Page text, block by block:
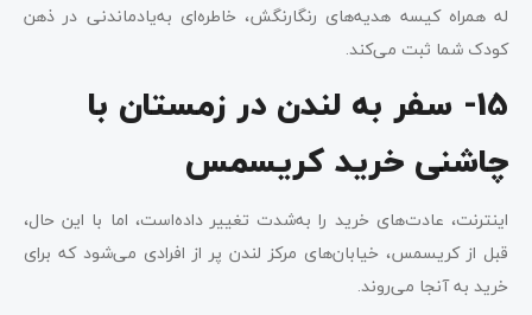
له همراه کیسه هدیه‌های رنگارنگش، خاطره‌ای به‌یادماندنی در ذهن
کودک شما ثبت می‌کند.
15- سفر به لندن در زمستان با
چاشنی خرید کریسمس
اینترنت، عادت‌های خرید را به‌شدت تغییر داده‌است، اما با این حال،
قبل از کریسمس، خیابان‌های مرکز لندن پر از افرادی می‌شود که برای
خرید به آنجا می‌روند.